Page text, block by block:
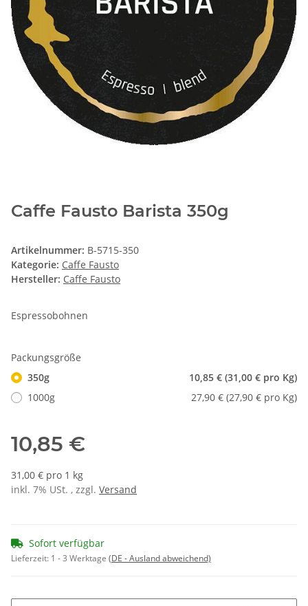
Caffe Fausto Barista 350g
Artikelnummer: B-5715-350
Kategorie: Caffe Fausto
Hersteller: Caffe Fausto
Espressobohnen
Packungsgröße
350g
10,85 € (31,00 € pro Kg)
1000g
27,90 € (27,90 € pro Kg)
10,85 €
31,00 € pro 1 kg
inkl. 7% USt. , zzgl. Versand
Sofort verfügbar
Lieferzeit: 1 - 3 Werktage (DE - Ausland abweichend)